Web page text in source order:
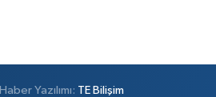
Haber Yazılımı: TE Bilişim